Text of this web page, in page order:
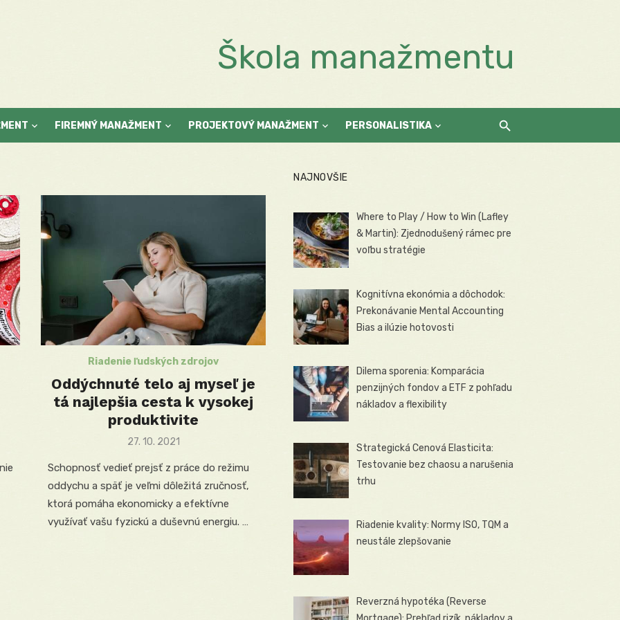
Škola manažmentu
FIREMNÝ MANAŽMENT PROJEKTOVÝ MANAŽMENT PERSONALISTIKA
Riadenie ľudských zdrojov
Oddýchnuté telo aj myseľ je
tá najlepšia cesta k vysokej
produktivite
Posted
27. 10. 2021
Schopnosť vedieť prejsť z práce do režimu
oddychu a späť je veľmi dôležitá zručnosť,
ktorá pomáha ekonomicky a efektívne
využívať vašu fyzickú a duševnú energiu. …
NAJNOVŠIE
Where to Play / How to Win (Lafley
& Martin): Zjednodušený rámec pre
voľbu stratégie
Kognitívna ekonómia a dôchodok:
Prekonávanie Mental Accounting
Bias a ilúzie hotovosti
Dilema sporenia: Komparácia
penzijných fondov a ETF z pohľadu
nákladov a flexibility
Strategická Cenová Elasticita:
Testovanie bez chaosu a narušenia
trhu
Riadenie kvality: Normy ISO, TQM a
neustále zlepšovanie
Reverzná hypotéka (Reverse